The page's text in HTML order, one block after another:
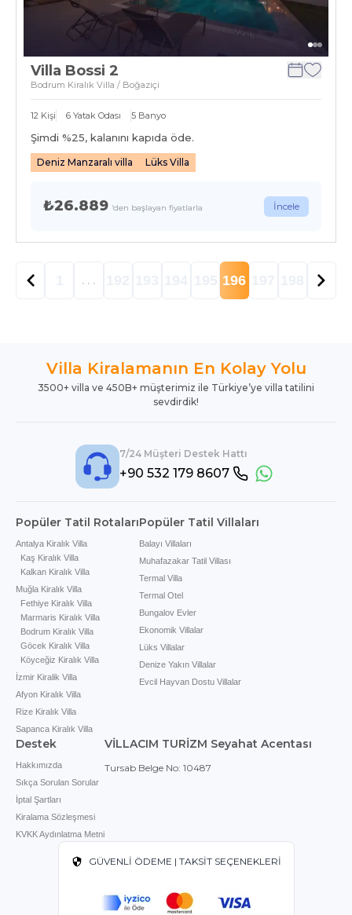
Villa Bossi 2
Bodrum Kiralık Villa / Boğaziçi
12 Kişi 6 Yatak Odası 5 Banyo
Şimdi %25, kalanını kapıda öde.
Deniz Manzaralı villa Lüks Villa
₺26.889 'den başlayan fiyatlarla İncele
. . . 196
Villa Kiralamanın En Kolay Yolu
3500+ villa ve 450B+ müşterimiz ile Türkiye’ye villa tatilini
sevdirdik!
7/24 Müşteri Destek Hattı
+90 532 179 8607
Popüler Tatil Rotaları
Antalya Kiralık Villa
Kaş Kiralık Villa
Kalkan Kiralık Villa
Muğla Kiralık Villa
Fethiye Kiralık Villa
Marmaris Kiralık Villa
Bodrum Kiralık Villa
Göcek Kiralık Villa
Köyceğiz Kiralık Villa
İzmir Kiralik Villa
Afyon Kiralık Villa
Rize Kiralık Villa
Sapanca Kiralık Villa
Popüler Tatil Villaları
Balayı Villaları
Muhafazakar Tatil Villası
Termal Villa
Termal Otel
Bungalov Evler
Ekonomik Villalar
Lüks Villalar
Denize Yakın Villalar
Evcil Hayvan Dostu Villalar
Destek
Hakkımızda
Sıkça Sorulan Sorular
İptal Şartları
Kiralama Sözleşmesi
KVKK Aydınlatma Metni
VİLLACIM TURİZM Seyahat Acentası
Tursab Belge No: 10487
GÜVENLİ ÖDEME | TAKSİT SEÇENEKLERİ